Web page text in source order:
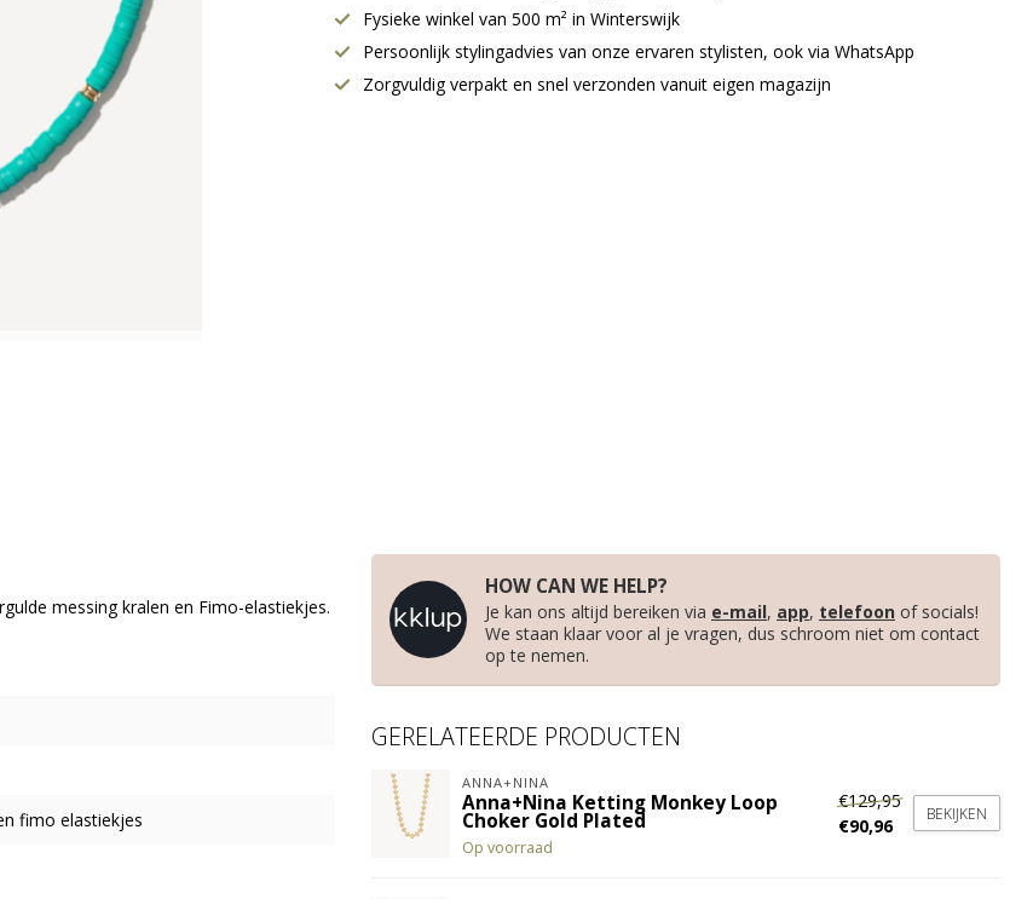
Fysieke winkel van 500 m² in Winterswijk
Persoonlijk stylingadvies van onze ervaren stylisten, ook via WhatsApp
Zorgvuldig verpakt en snel verzonden vanuit eigen magazijn
messing kralen en Fimo-elastiekjes.
fimo elastiekjes
HOW CAN WE HELP?
Je kan ons altijd bereiken via e-mail, app, telefoon of socials!
We staan klaar voor al je vragen, dus schroom niet om contact
op te nemen.
GERELATEERDE PRODUCTEN
ANNA+NINA
Anna+Nina Ketting Monkey Loop
Choker Gold Plated
Op voorraad
€129,95
€90,96
BEKIJKEN